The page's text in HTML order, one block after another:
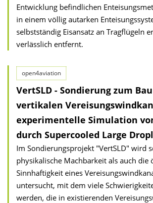
Entwicklung befindlichen
in einem völlig autarken
selbstständig Eisansatz an Tragflügeln
verlässlich entfernt.
open4aviation
VertSLD - Sondierung zum
vertikalen
experimentelle Simulation
durch Supercooled Large
Im Sondierungsprojekt "VertSLD" wird
physikalische Machbarkeit als auch die
Sinnhaftigkeit eines
untersucht, mit dem viele
werden, die in existierenden